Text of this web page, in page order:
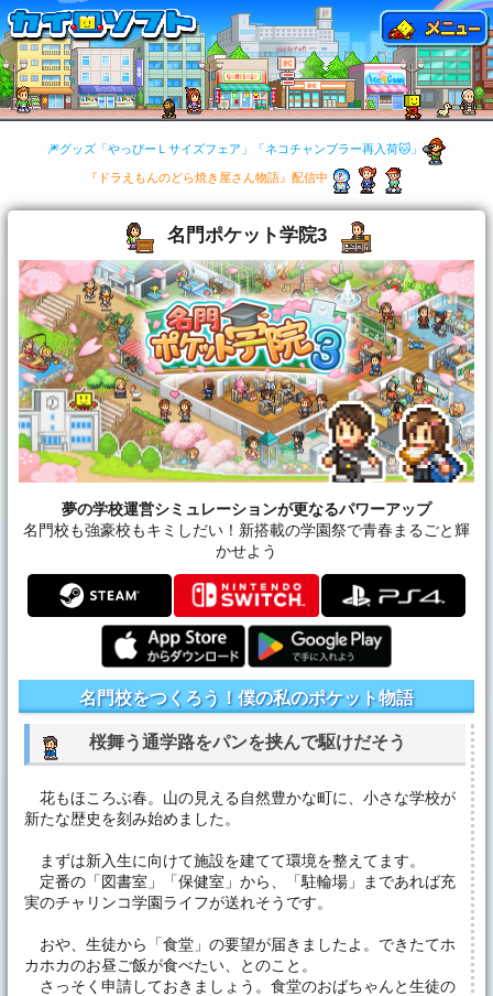
🎆グッズ「やっぴーＬサイズフェア」「ネコチャンブラー再入荷🐱」
『ドラえもんのどら焼き屋さん物語』配信中
名門ポケット学院3
夢の学校運営シミュレーションが更なるパワーアップ
名門校も強豪校もキミしだい！新搭載の学園祭で青春まるごと輝
かせよう
名門校をつくろう！僕の私のポケット物語
桜舞う通学路をパンを挟んで駆けだそう
花もほころぶ春。山の見える自然豊かな町に、小さな学校が
新たな歴史を刻み始めました。
まずは新入生に向けて施設を建てて環境を整えてます。
定番の「図書室」「保健室」から、「駐輪場」まであれば充
実のチャリンコ学園ライフが送れそうです。
おや、生徒から「食堂」の要望が届きましたよ。できたてホ
カホカのお昼ご飯が食べたい、とのこと。
さっそく申請しておきましょう。食堂のおばちゃんと生徒の